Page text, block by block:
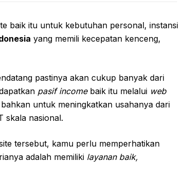
baik itu untuk kebutuhan personal, instansi
yang memili kecepatan kenceng,
pastinya akan cukup banyak dari
pasif incomebaik itu melalui web
untuk meningkatkan usahanya dari
skala nasional.
tersebut, kamu perlu memperhatikan
adalah memiliki layanan baik,